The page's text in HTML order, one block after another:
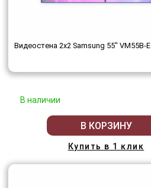
Видеостена 2x2 Samsung 55" VM55B-E
В наличии
В КОРЗИНУ
Купить в 1 клик